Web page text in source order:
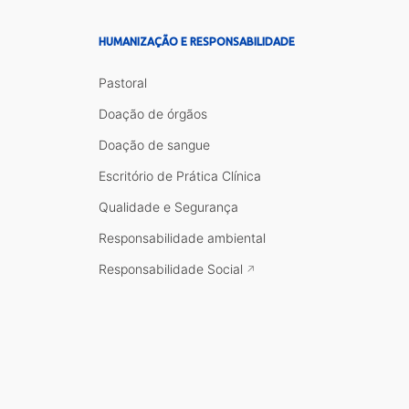
HUMANIZAÇÃO E RESPONSABILIDADE
Pastoral
Doação de órgãos
Doação de sangue
Escritório de Prática Clínica
Qualidade e Segurança
Responsabilidade ambiental
Responsabilidade Social